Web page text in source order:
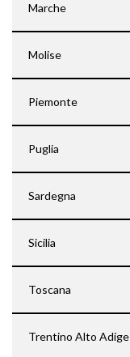
Marche
Molise
Piemonte
Puglia
Sardegna
Sicilia
Toscana
Trentino Alto Adige